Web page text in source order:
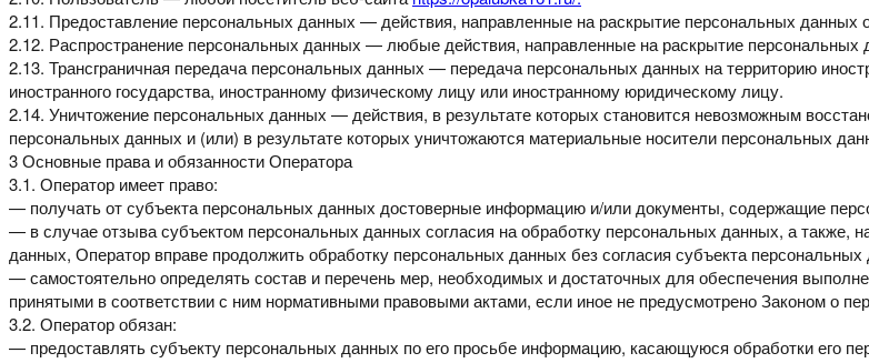
2.11. Предоставление персональных данных — действия, направленные на раскрытие персональных
2.12. Распространение персональных данных — любые действия, направленные на раскрытие персональных
2.13. Трансграничная передача персональных данных — передача персональных данных на территорию
иностранного государства, иностранному физическому лицу или иностранному юридическому лицу.
2.14. Уничтожение персональных данных — действия, в результате которых становится невозможным
персональных данных и (или) в результате которых уничтожаются материальные носители персональных
3 Основные права и обязанности Оператора
3.1. Оператор имеет право:
— получать от субъекта персональных данных достоверные информацию и/или документы, содержащие
— в случае отзыва субъектом персональных данных согласия на обработку персональных данных, а также,
данных, Оператор вправе продолжитьобработку персональных данных без согласия субъекта
— самостоятельно определять состав и перечень мер, необходимых и достаточных для обеспечения
принятыми в соответствиис ним нормативными правовыми актами, если иное не предусмотрено Закономо
3.2. Оператор обязан:
— предоставлять субъекту персональных данных по его просьбе информацию, касающуюся обработки его